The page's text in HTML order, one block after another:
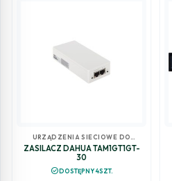
URZĄDZENIA SIECIOWE DO
MONITORINGU
ZASILACZ DAHUA TAM1GT1GT-
30
check_circleDOSTĘPNY 4SZT.